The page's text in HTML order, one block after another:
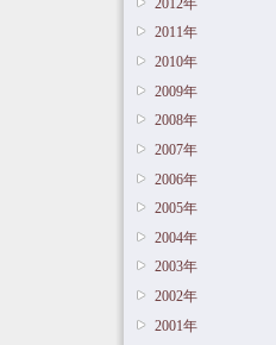
2011年
2010年
2009年
2008年
2007年
2006年
2005年
2004年
2003年
2002年
2001年